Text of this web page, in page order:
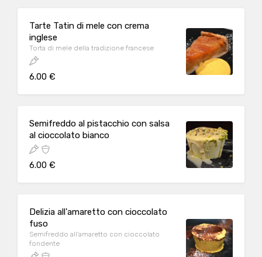
Tarte Tatin di mele con crema
inglese
Torta di mele della tradizione francese
6.00 €
Semifreddo al pistacchio con salsa
al cioccolato bianco
6.00 €
Delizia all'amaretto con cioccolato
fuso
Semifreddo all'amaretto con cioccolato
fondente